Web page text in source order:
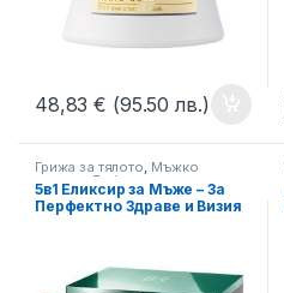
48,83€ (95.50 лв.)
Грижа за тялото, Мъжко
здраве, Либидо
5в1 Еликсир за Мъже – За
Перфектно Здраве и Визия